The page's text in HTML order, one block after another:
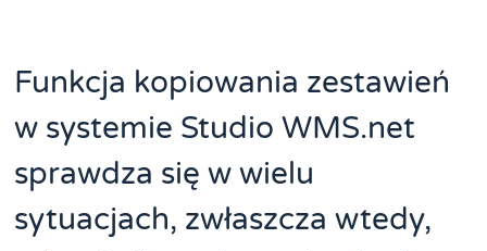
Funkcja kopiowania zestawień
w systemie Studio WMS.net
sprawdza się w wielu
sytuacjach, zwłaszcza wtedy,